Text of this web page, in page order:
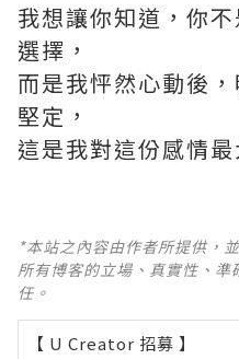
我想讓你知道，你
選擇，
而是我怦然心動後
堅定，
這是我對這份感情最
*本站之內容由作者所提供，
所有博客的立場、真實性、
任。
【 U Creator 招募 】